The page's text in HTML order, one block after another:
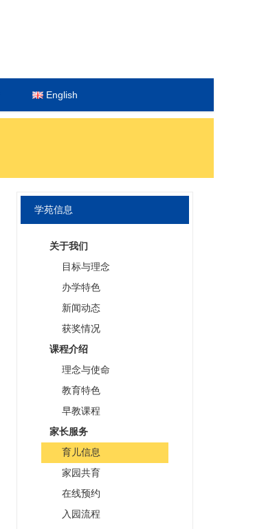
English
学苑信息
关于我们
目标与理念
办学特色
新闻动态
获奖情况
课程介绍
理念与使命
教育特色
早教课程
家长服务
育儿信息
家园共育
在线预约
入园流程